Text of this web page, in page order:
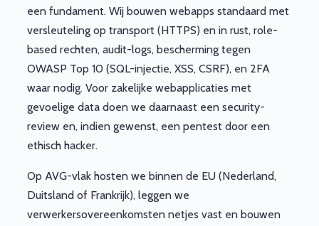
een fundament. Wij bouwen webapps standaard met
versleuteling op transport (HTTPS) en in rust, role-
based rechten, audit-logs, bescherming tegen
OWASP Top 10 (SQL-injectie, XSS, CSRF), en 2FA
waar nodig. Voor zakelijke webapplicaties met
gevoelige data doen we daarnaast een security-
review en, indien gewenst, een pentest door een
ethisch hacker.
Op AVG-vlak hosten we binnen de EU (Nederland,
Duitsland of Frankrijk), leggen we
verwerkersovereenkomsten netjes vast en bouwen